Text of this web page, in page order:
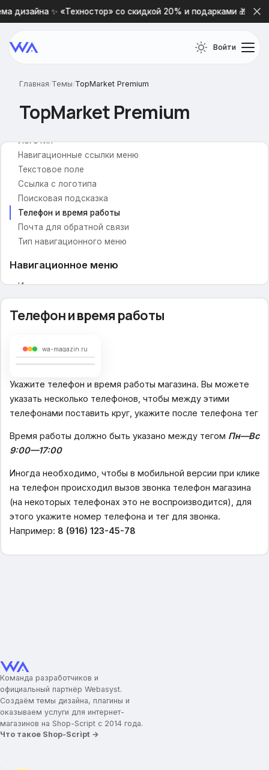
дизайна ✨ «Техностор» со скидкой 20% и подарками 🎁
Войти
Главная/Темы/TopMarket Premium
TopMarket Premium
Фоновая картинка
Фон сайта (картинка)
Отображать тень у блоков
Шапка сайта
Логотип
Навигационные ссылки меню
Текстовое поле
Ссылка с логотипа
Поисковая подсказка
Телефон и время работы
Почта для обратной связи
Тип навигационного меню
Навигационное меню
Иконки для меню
Главная страница
Блоки для отображения
Вариант отображения
Номер альбома со слайдами
Информация о магазине
Новостная лента
Популярные категории
Товар дня
Бренды
Название брендов
Заголовок для брендов
Логотипы брендов
Отображение подкатегорий
Ограничение высоты описания
Вид постраничной навигации
Дополнительные параметры
Мини-карточка товара
Телефон и время работы
wa-magazin.ru
Укажите телефон и время работы магазина. Вы можете
указать несколько телефонов, чтобы между этими
телефонами поставить круг, укажите после телефона тег
Время работы должно быть указано между тегом Пн—Вс
9:00—17:00
Иногда необходимо, чтобы в мобильной версии при клике
на телефон происходил вызов звонка телефон магазина
(на некоторых телефонах это не воспроизводится), для
этого укажите номер телефона и тег для звонка.
Например: 8 (916) 123-45-78
Команда разработчиков и
официальный партнёр Webasyst.
Создаём темы дизайна, плагины и
оказываем услуги для интернет-
магазинов на Shop-Script с 2014 года.
Что такое Shop-Script →